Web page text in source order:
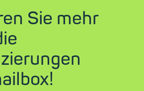
Sie mehr